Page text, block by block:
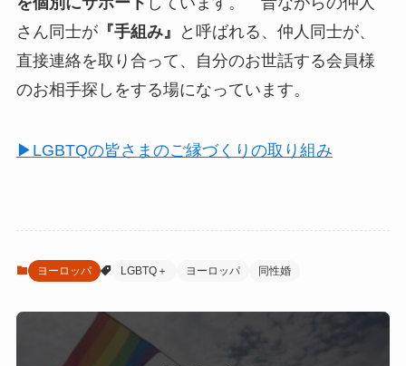
さん同士が『手組み』
と呼ばれる、仲人同士が、
直接連絡を取り合って、自分のお世話する会員様
のお相手探しをする場になっています。
▶LGBTQの皆さまのご縁づくりの取り組み
ヨーロッパ LGBTQ＋ ヨーロッパ 同性婚